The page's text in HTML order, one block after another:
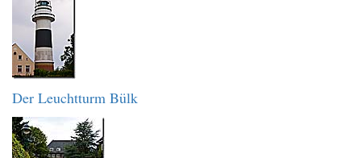
Der Leuchtturm Bülk